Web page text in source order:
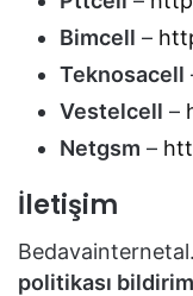
Bimcell –
Teknosacell
Vestelcell –
Netgsm –
İletişim
politikası